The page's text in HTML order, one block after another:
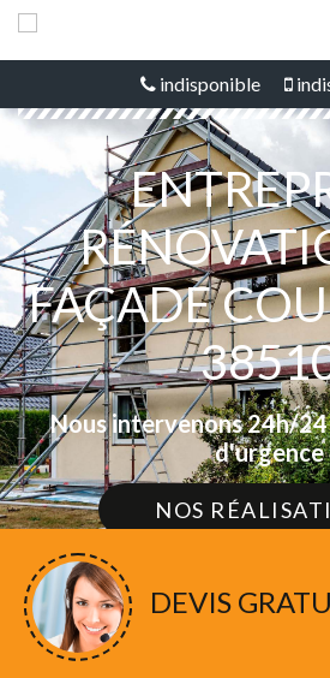
indisponible
FAÇADE
Nous intervenons 24h/
d'urgence
NOS
DEVIS